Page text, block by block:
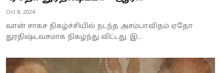
Oct 8, 2024
வான் சாகச நிகழ்ச்சியில் நடந்த அசம்பாவிதம் ஏதோ
துரதிஷ்டவசமாக நிகழ்ந்து விட்டது. இ...